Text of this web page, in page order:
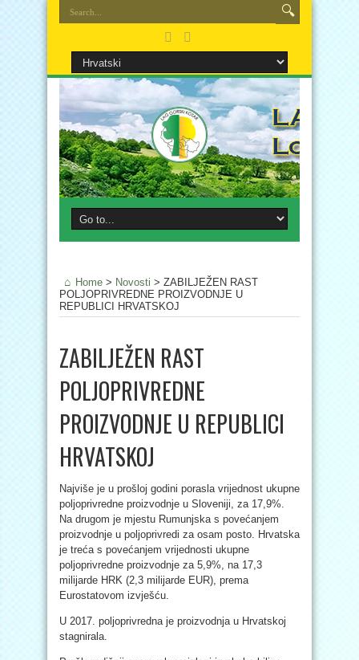
Home > Novosti > ZABILJEŽEN RAST
POLJOPRIVREDNE PROIZVODNJE U
REPUBLICI HRVATSKOJ
ZABILJEŽEN RAST
POLJOPRIVREDNE
PROIZVODNJE U REPUBLICI
HRVATSKOJ
Najviše je u prošloj godini porasla vrijednost ukupne
poljoprivredne proizvodnje u Sloveniji, za 17,9%.
Na drugom je mjestu Rumunjska s povećanjem
proizvodnje u poljoprivredi za osam posto. Hrvatska
je treća s povećanjem vrijednosti ukupne
poljoprivredne proizvodnje za 5,9%, na 17,3
milijarde HRK (2,3 milijarde EUR), prema
Eurostatovom izvješću.
U 2017. poljoprivredna je proizvodnja u Hrvatskoj
stagnirala.